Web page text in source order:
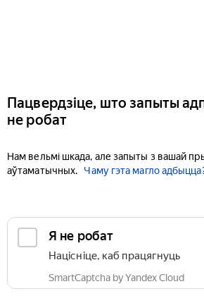
Пацвердзіце, што запыты
не робат
Нам вельмі шкада, але запыты з вашай
аўтаматычных.
Чаму гэта магло
Я не робат
Націсніце, каб працягнуць
SmartCaptcha by Yandex Cloud